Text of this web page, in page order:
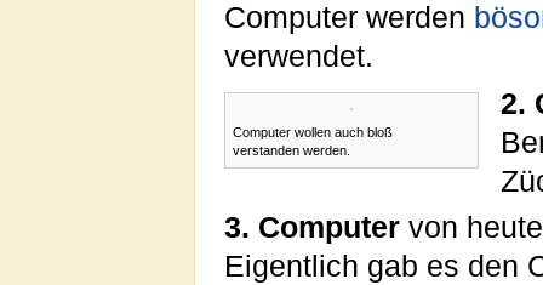
Computer werden
verwendet.
Computer wollen auch bloß
verstanden werden.
2.
3. Computer von
Eigentlich gab es den